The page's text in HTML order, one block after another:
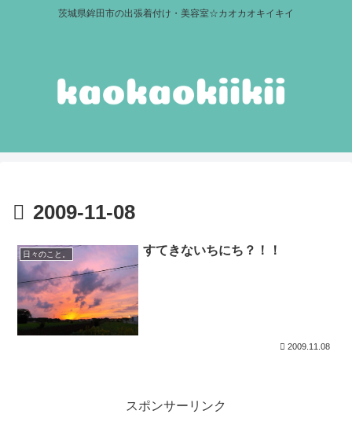
茨城県鉾田市の出張着付け・美容室☆カオカオキイキイ
2009-11-08
日々のこと。 すてきないちにち？！！
2009.11.08
スポンサーリンク